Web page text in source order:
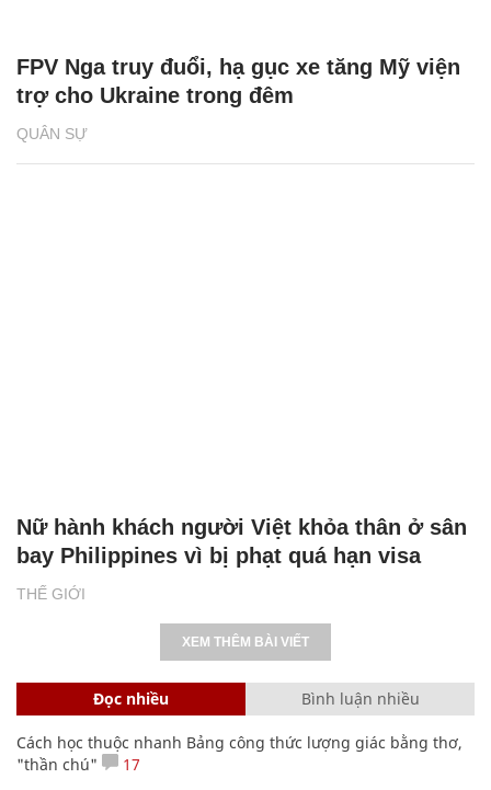
QUÂN SỰ
FPV Nga truy đuổi, hạ gục xe tăng Mỹ viện
trợ cho Ukraine trong đêm
THẾ GIỚI
Nữ hành khách người Việt khỏa thân ở sân
bay Philippines vì bị phạt quá hạn visa
XEM THÊM BÀI VIẾT
Đọc nhiều Bình luận nhiều
Cách học thuộc nhanh Bảng công thức lượng giác bằng thơ,
"thần chú"
17